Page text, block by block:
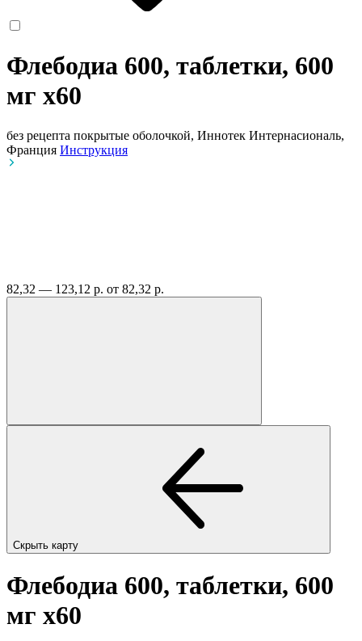
Флебодиа 600, таблетки, 600
мг x60
без рецепта покрытые оболочкой, Иннотек Интернасиональ,
Франция Инструкция
82,32 — 123,12 р. от 82,32 р.
Скрыть карту
Флебодиа 600, таблетки, 600
мг x60